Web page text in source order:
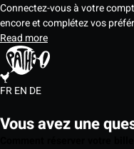
Connectez-vous à votre
encore et complétez vos
Read more
FREN DE
Vous avez une